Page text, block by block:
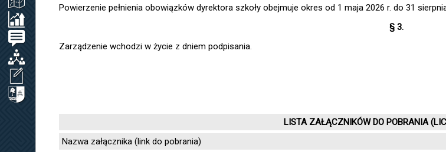
Powierzenie pełnienia obowiązków dyrektora szkoły obejmuje okres od 1 maja 2026 r. do 31
§ 3.
Zarządzenie wchodzi w życie z dniem podpisania.
LISTA ZAŁĄCZNIKÓW DO POBRANIA
Nazwa załącznika (link do pobrania)